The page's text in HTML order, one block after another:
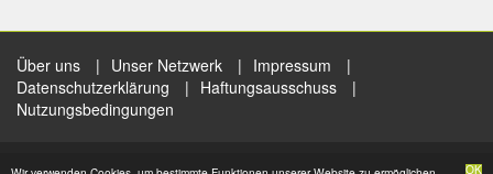
OK
Über uns Unser Netzwerk
Impressum
Datenschutzerklärung
Haftungsausschuss
Nutzungsbedingungen